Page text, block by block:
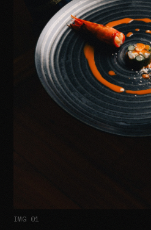
IMG 01